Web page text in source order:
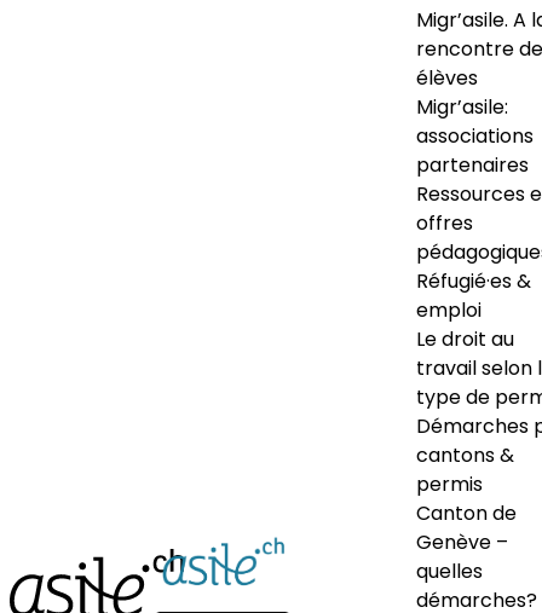
Migr’asile. A
rencontre
élèves
Migr’asile:
associations
partenaires
Ressources
offres
Réfugié·es &
emploi
Le droit au
travail selon
type de
Démarches
cantons &
permis
Canton de
Genève –
quelles
démarches?